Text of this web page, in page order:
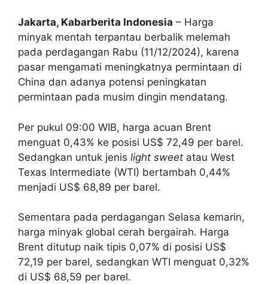
Jakarta, Kabarberita Indonesia – Harga
minyak mentah terpantau berbalik melemah
pada perdagangan Rabu (11/12/2024), karena
pasar mengamati meningkatnya permintaan di
China dan adanya potensi peningkatan
permintaan pada musim dingin mendatang.
Per pukul 09:00 WIB, harga acuan Brent
menguat 0,43% ke posisi US$ 72,49 per barel.
Sedangkan untuk jenis light sweet atau West
Texas Intermediate (WTI) bertambah 0,44%
menjadi US$ 68,89 per barel.
Sementara pada perdagangan Selasa kemarin,
harga minyak global cerah bergairah. Harga
Brent ditutup naik tipis 0,07% di posisi US$
72,19 per barel, sedangkan WTI menguat 0,32%
di US$ 68,59 per barel.